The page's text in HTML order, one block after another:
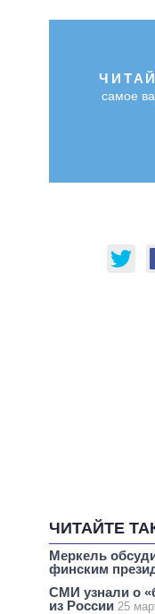
самое
ЧИТАЙТЕ
Меркель
финским
СМИ узнали о
из России 25